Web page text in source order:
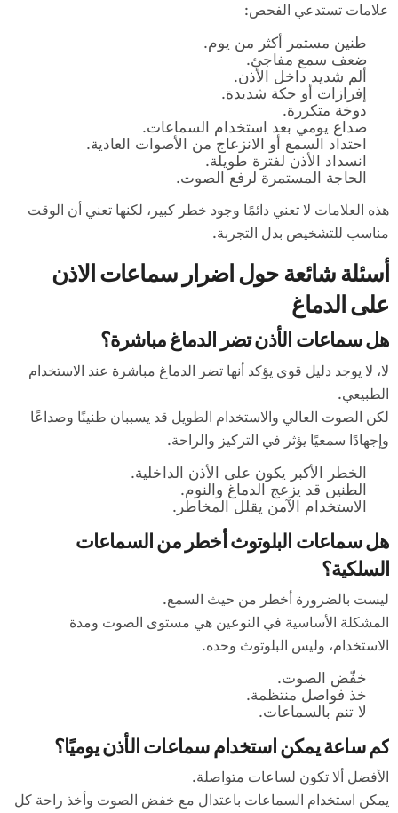
علامات تستدعي الفحص:
طنين مستمر أكثر من يوم.
ضعف سمع مفاجئ.
ألم شديد داخل الأذن.
إفرازات أو حكة شديدة.
دوخة متكررة.
صداع يومي بعد استخدام السماعات.
احتداد السمع أو الانزعاج من الأصوات العادية.
انسداد الأذن لفترة طويلة.
الحاجة المستمرة لرفع الصوت.
هذه العلامات لا تعني دائمًا وجود خطر كبير، لكنها تعني أن الوقت
مناسب للتشخيص بدل التجربة.
أسئلة شائعة حول اضرار سماعات الاذن
على الدماغ
هل سماعات الأذن تضر الدماغ مباشرة؟
لا، لا يوجد دليل قوي يؤكد أنها تضر الدماغ مباشرة عند الاستخدام
الطبيعي.
لكن الصوت العالي والاستخدام الطويل قد يسببان طنينًا وصداعًا
وإجهادًا سمعيًا يؤثر في التركيز والراحة.
الخطر الأكبر يكون على الأذن الداخلية.
الطنين قد يزعج الدماغ والنوم.
الاستخدام الآمن يقلل المخاطر.
هل سماعات البلوتوث أخطر من السماعات
السلكية؟
ليست بالضرورة أخطر من حيث السمع.
المشكلة الأساسية في النوعين هي مستوى الصوت ومدة
الاستخدام، وليس البلوتوث وحده.
خفّض الصوت.
خذ فواصل منتظمة.
لا تنم بالسماعات.
كم ساعة يمكن استخدام سماعات الأذن يوميًا؟
الأفضل ألا تكون لساعات متواصلة.
يمكن استخدام السماعات باعتدال مع خفض الصوت وأخذ راحة كل